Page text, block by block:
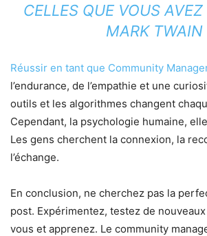
CELLES QUE VOUS AVEZ
MARK TWAIN
Réussir en tant que Community
l’endurance, de l’empathie et une
outils et les algorithmes changent
Cependant, la psychologie humaine,
Les gens cherchent la connexion, la
l’échange.
En conclusion, ne cherchez pas la
post. Expérimentez, testez de
vous et apprenez. Le community